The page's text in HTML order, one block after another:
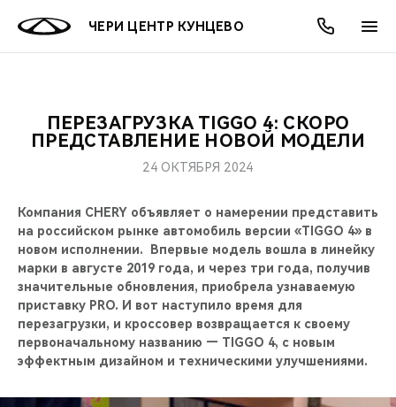
ЧЕРИ ЦЕНТР КУНЦЕВО
МОДЕЛИ
КРОССОВЕРЫ
СЕДАНЫ
НОВИНКИ
ПОКУПАТЕЛЯМ
КРЕДИТ И СТРАХОВАНИЕ
ВЛАДЕЛЬЦАМ
ЗАПЧАСТИ И АКСЕССУАРЫ
ПОДДЕРЖКА
CHERY CONNECT
МИР CHERY
О БРЕНДЕ
CHERY В СОЦСЕТЯХ
ЛЮДИ CHERY
БЛАГОТВОРИТЕЛЬНОСТЬ
CHERY REMOTE
АКЦИИ
ОНЛАЙН СЕРВИСЫ
КРЕДИТ
О КОМПАНИИ
МЫ В СОЦСЕТЯХ
ПЕРЕЗАГРУЗКА TIGGO 4: СКОРО
ПРЕДСТАВЛЕНИЕ НОВОЙ МОДЕЛИ
24 ОКТЯБРЯ 2024
Компания CHERY объявляет о намерении представить
на российском рынке автомобиль версии «TIGGO 4» в
новом исполнении. Впервые модель вошла в линейку
марки в августе 2019 года, и через три года, получив
значительные обновления, приобрела узнаваемую
приставку PRO. И вот наступило время для
перезагрузки, и кроссовер возвращается к своему
первоначальному названию — TIGGO 4, с новым
эффектным дизайном и техническими улучшениями.